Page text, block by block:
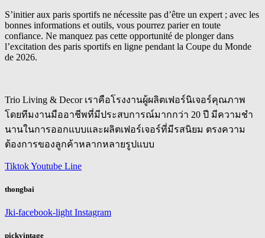
S’initier aux paris sportifs ne nécessite pas d’être un expert ; avec les
bonnes informations et outils, vous pourrez parier en toute
confiance. Ne manquez pas cette opportunité de plonger dans
l’excitation des paris sportifs en ligne pendant la Coupe du Monde
de 2026.
Trio Living & Decor เราคือโรงงานผู้ผลิตเฟอร์นิเจอร์คุณภาพ
โดยทีมงานมืออาชีพที่มีประสบการณ์มากกว่า 20 ปี มีความชำ
นานในการออกแบบและผลิตเฟอร์เจอร์ที่มีรสนิยม ตรงความ
ต้องการของลูกค้าหลากหลายรูปแบบ
TiktokYoutube Line
thongbai
Jki-facebook-light Instagram
pickvintage